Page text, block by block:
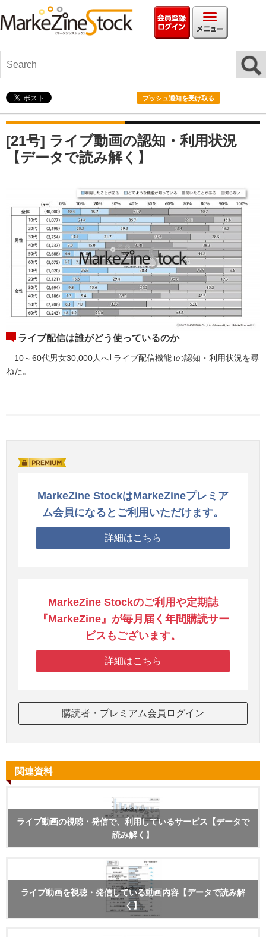
会員情報ログ
プッシュ通知を受け取る
[21号] ライブ動画の認知・利用状況
【データで読み解く】
ライブ配信は誰がどう使っているのか
10～60代男女30,000人へ｢ライブ配信機能｣の認知・利用状況を尋
ねた。
MarkeZine StockはMarkeZineプレミア
ム会員になるとご利用いただけます。
詳細はこちら
MarkeZine Stockのご利用や定期誌
『MarkeZine』が毎月届く年間購読サー
ビスもございます。
詳細はこちら
購読者・プレミアム会員ログイン
関連資料
ライブ動画の視聴・発信で、利用しているサービス【データで
読み解く】
ライブ動画を視聴・発信している動画内容【データで読み解
く】